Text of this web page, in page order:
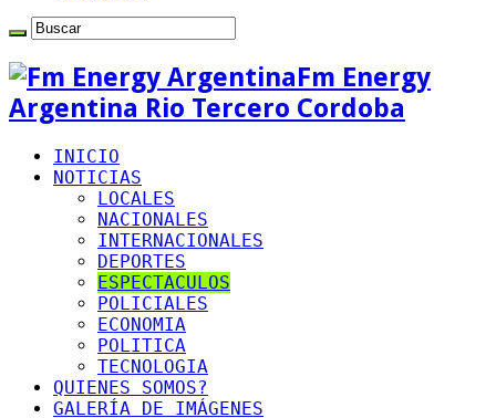
Fm Energy
Argentina Rio Tercero Cordoba
INICIO
NOTICIAS
LOCALES
NACIONALES
INTERNACIONALES
DEPORTES
ESPECTACULOS
POLICIALES
ECONOMIA
POLITICA
TECNOLOGIA
QUIENES SOMOS?
GALERÍA DE IMÁGENES